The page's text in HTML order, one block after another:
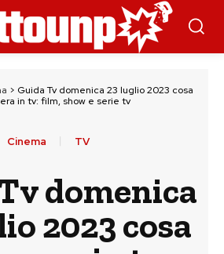
> Guida Tv domenica 23 luglio 2023 cosa
in tv: film, show e serie tv
Cinema TV
domenica
2023 cosa